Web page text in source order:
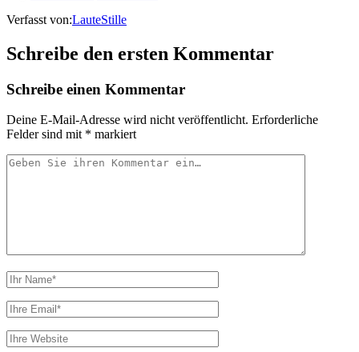
Verfasst von:LauteStille
Schreibe den ersten Kommentar
Schreibe einen Kommentar
Deine E-Mail-Adresse wird nicht veröffentlicht. Erforderliche
Felder sind mit * markiert
Ihr
Ihr
Name
Ihre
Email
Webseiten